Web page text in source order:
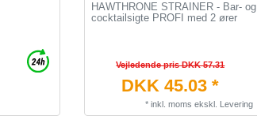
HAWTHRONE STRAINER - Bar- og
cocktailsigte PROFI med 2 ører
Vejledende pris DKK 57.31
DKK 45.03 *
* inkl. moms ekskl. Levering